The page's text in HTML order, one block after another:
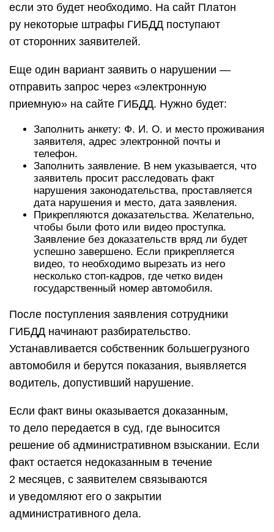
если это будет необходимо. На сайт Платон
ру некоторые штрафы ГИБДД поступают
от сторонних заявителей.
Еще один вариант заявить о нарушении —
отправить запрос через «электронную
приемную» на сайте ГИБДД. Нужно будет:
Заполнить анкету: Ф. И. О. и место проживания
заявителя, адрес электронной почты и
телефон.
Заполнить заявление. В нем указывается, что
заявитель просит расследовать факт
нарушения законодательства, проставляется
дата нарушения и место, дата заявления.
Прикрепляются доказательства. Желательно,
чтобы были фото или видео проступка.
Заявление без доказательств вряд ли будет
успешно завершено. Если прикрепляется
видео, то необходимо вырезать из него
несколько стоп-кадров, где четко виден
государственный номер автомобиля.
После поступления заявления сотрудники
ГИБДД начинают разбирательство.
Устанавливается собственник большегрузного
автомобиля и берутся показания, выявляется
водитель, допустивший нарушение.
Если факт вины оказывается доказанным,
то дело передается в суд, где выносится
решение об административном взыскании. Если
факт остается недоказанным в течение
2 месяцев, с заявителем связываются
и уведомляют его о закрытии
административного дела.